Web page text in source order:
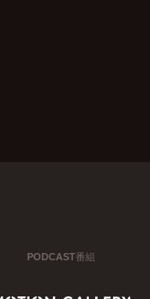
PODCAST番組